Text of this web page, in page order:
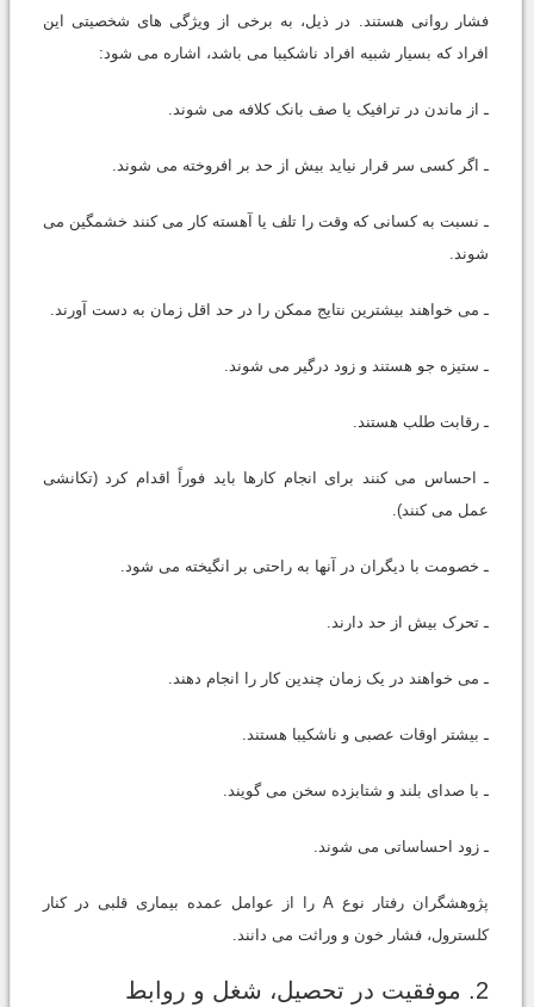
فشار روانی هستند. در ذیل، به برخی از ویژگی های شخصیتی این
افراد که بسیار شبیه افراد ناشکیبا می باشد، اشاره می شود:
ـ از ماندن در ترافیک یا صف بانک کلافه می شوند.
ـ اگر کسی سر قرار نیاید بیش از حد بر افروخته می شوند.
ـ نسبت به کسانی که وقت را تلف یا آهسته کار می کنند خشمگین می
شوند.
ـ می خواهند بیشترین نتایج ممکن را در حد اقل زمان به دست آورند.
ـ ستیزه جو هستند و زود درگیر می شوند.
ـ رقابت طلب هستند.
ـ احساس می کنند برای انجام کارها باید فوراً اقدام کرد (تکانشی
عمل می کنند).
ـ خصومت با دیگران در آنها به راحتی بر انگیخته می شود.
ـ تحرک بیش از حد دارند.
ـ می خواهند در یک زمان چندین کار را انجام دهند.
ـ بیشتر اوقات عصبی و ناشکیبا هستند.
ـ با صدای بلند و شتابزده سخن می گویند.
ـ زود احساساتی می شوند.
پژوهشگران رفتار نوع A را از عوامل عمده بیماری قلبی در کنار
کلسترول، فشار خون و وراثت می دانند.
2. موفقیت در تحصیل، شغل و روابط